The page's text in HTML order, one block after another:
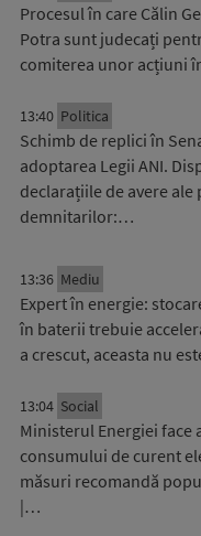
Procesul în care Călin
Potra sunt judecați
comiterea unor acțiuni
13:40 Politica
Schimb de replici în
adoptarea Legii ANI.
declarațiile de avere
demnitarilor:…
13:36 Mediu
Expert în energie:
în baterii trebuie
a crescut, aceasta nu
13:04 Social
Ministerul Energiei face
consumului de curent
măsuri recomandă
|…